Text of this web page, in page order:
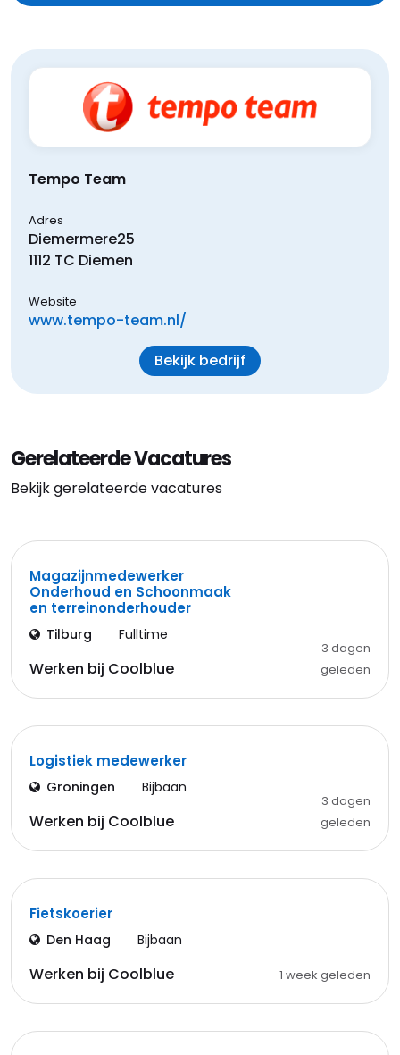
Tempo Team
Adres
Diemermere25
1112 TC Diemen
Website
www.tempo-team.nl/
Bekijk bedrijf
Gerelateerde Vacatures
Bekijk gerelateerde vacatures
Magazijnmedewerker
Onderhoud en Schoonmaak
en terreinonderhouder
Tilburg Fulltime
Werken bij Coolblue
3 dagen
geleden
Logistiek medewerker
Groningen Bijbaan
Werken bij Coolblue
3 dagen
geleden
Fietskoerier
Den Haag Bijbaan
Werken bij Coolblue 1 week geleden